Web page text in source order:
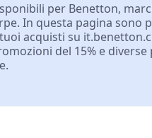
per Benetton,
In questa pagina sono
acquisti su
del 15% e